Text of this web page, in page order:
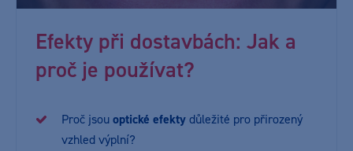
Efekty při dostavbách: Jak a
proč je používat?
Proč jsouoptické efektydůležité pro přirozený
vzhled výplní?